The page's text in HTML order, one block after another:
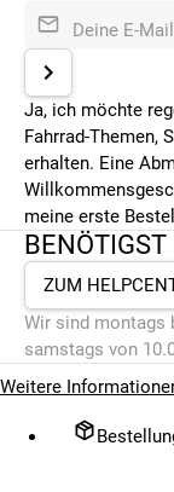
Deine E-
Ja, ich möchte
Fahrrad-Themen,
erhalten. Eine
meine erste
BENÖTIGST
ZUM
Wir sind montags
samstags von
Weitere